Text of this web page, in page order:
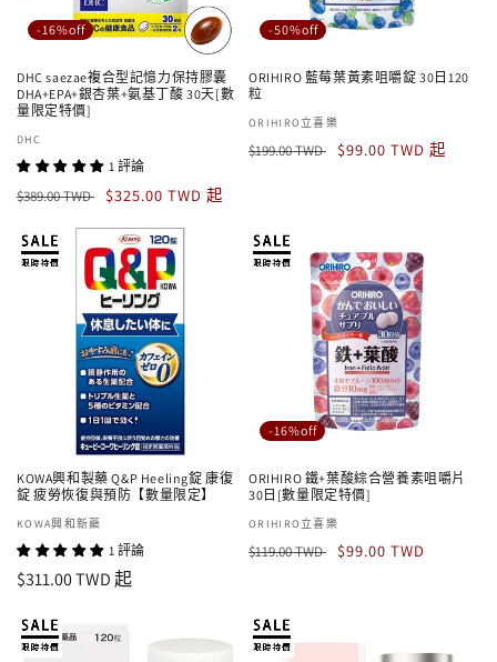
-16%off
DHC saezae複合型記憶力保持膠囊
DHA+EPA+銀杏葉+氨基丁酸 30天[數
量限定特價]
廠
商：
DHC
1 評論
定
$389.00 TWD
售
$325.00 TWD 起
-50%off
ORIHIRO 藍莓葉黃素咀嚼錠 30日120
粒
廠
商：
ORIHIRO立喜樂
定
$199.00 TWD
售
$99.00 TWD 起
KOWA興和製藥 Q&P Heeling錠 康復
錠 疲勞恢復與預防【數量限定】
廠
商：
KOWA興和新藥
1 評論
定
$311.00 TWD 起
-16%off
ORIHIRO 鐵+葉酸綜合營養素咀嚼片
30日[數量限定特價]
廠
商：
ORIHIRO立喜樂
定
$119.00 TWD
售
$99.00 TWD